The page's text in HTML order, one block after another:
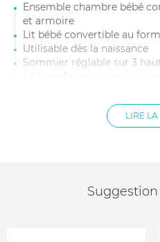
Ensemble chambre bébé
et armoire
Lit bébé convertible au
Utilisable dès la naissance
Sommier réglable sur 3
Compatible avec le Junior
Dimensions du lit : 144 x
to-open sans poignées
Dimensions de la commode
LIRE LA